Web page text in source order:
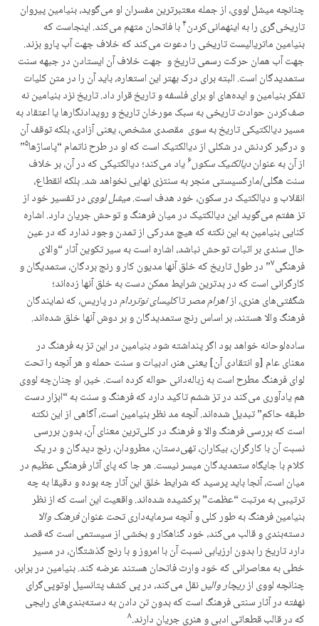
چنانچه میشل لووی، از جمله معتبرترین مفسران او می‌گوید، بنیامین پیروان
تاریخی‌گری را به اینهمانی‌کردن۴با فاتحان متهم می‌کند. اینجاست که
بنیامین ماتریالیست تاریخی را دعوت می‌کند که خلاف جهت آب پارو بزند.
جهت آب همان حرکت رسمی تاریخ و جهت خلاف آن ایستادن در جبهه سنت
ستمدیدگان است. البته برای درک بهتر این استعاره، باید آن را در متن کلیات
تفکر بنیامین و ایده‌های او برای فلسفه و تاریخ قرار داد. تاریخ نزد بنیامین نه
صف‌کردن حوادث تاریخی به سبک مورخان تاریخ و رویدادنگارها یا اعتقاد به
مسیر دیالکتیکی تاریخ به سوی مقصدی مشخص، یعنی آزادی، بلکه توقف آن
و درگیر کردنش در شکلی از دیالکتیک است که او در طرح ناتمام “پاساژها۵”
از آن به عنواندیالکتیک سکون۶یاد می‌کند؛ دیالکتیکی که در آن، بر خلاف
سنت هگلی/مارکسیستی منجر به سنتزی نهایی نخواهد شد. بلکه انقطاع،
انقلاب و دیالکتیک در سکون، خود هدف است.میشل لوویدر تفسیر خود از
تز هفتم می‌گوید این دیالکتیک در میان فرهنگ و توحش جریان دارد. اشاره
کنایی بنیامین به این نکته که هیچ مدرکی از تمدن وجود ندارد که در عین
حال سندی بر اثبات توحش نباشد، اشاره است به سیر تکوین آثار “والای
فرهنگی۷” در طول تاریخ که خلق آنها مدیون کار و رنج بردگان، ستمدیگان و
کارگرانی است که در بدترین شرایط ممکن دست به خلق آنها زده‌اند؛
شگفتی‌های هنری، ازاهرام مصرتاکلیسای نوتردامدر پاریس، که نمایندگان
فرهنگ والا هستند، بر اساس رنج ستمدیدگان و بر دوش آنها خلق شده‌اند.
ساده‌لوحانه خواهد بود اگر پنداشته شود بنیامین در این تز به فرهنگ در
معنای عام [و انتقادی آن] یعنی هنر، ادبیات و سنت حمله و هر آنچه را تحت
لوای فرهنگ مطرح است به زباله‌دانی حواله کرده است. خیر، او چنان‌چه لووی
هم یادآوری می‌کند در تز ششم تاکید دارد که فرهنگ و سنت به “ابزار دست
طبقه حاکم” تبدیل شده‌اند. آنچه مد نظر بنیامین است،‌ آگاهی از این نکته
است که بررسی فرهنگ والا و فرهنگ در کلی‌ترین معنای آن، بدون بررسی
نسبت آن با کارگران، بیکاران،‌ تهی‌دستان، مطرودان، رنج دیدگان و در یک
کلام با جایگاه ستمدیدگان میسر نیست. هر جا که پای آثار فرهنگی عظیم در
میان است،‌ آنجا باید پرسید که شرایط خلق این آثار چه بوده و دقیقا به چه
ترتیبی به مرتبت “عظمت” برکشیده‌ شده‌اند. واقعیت این است که از نظر
بنیامین فرهنگ به طور کلی و آنچه سرمایه‌داری تحت عنوانفرهنگ والا
دسته‌بندی و قالب می‌کند، خود گناهکار و بخشی از سیستمی است که قصد
دارد تاریخ را بدون ارزیابی نسبت آن با امروز و با رنج گذشتگان، در مسیر
خطی به معاصرانی که خود وارث فاتحان هستند عرضه کند. بنیامین در برابر،
چنانچه لووی ازریچار والیننقل می‌کند، در پی کشف پتانسیل اوتوپی‌گرای
نهفته در آثار سنتی فرهنگ است که بدون تن دادن به دسته‌بندی‌های رایجی
که در قالب قطعاتی ادبی و هنری جریان دارند.۸